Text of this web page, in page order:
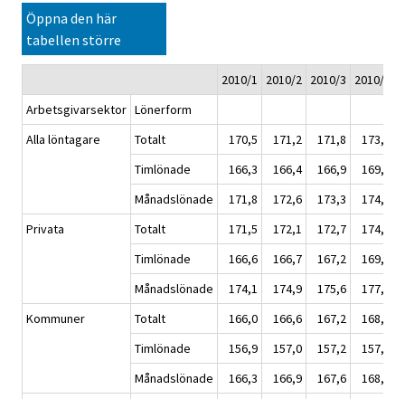
Öppna den här
tabellen större
2010/1 2010/2 2010/3 2010/4
Arbetsgivarsektor Lönerform
Alla löntagare
Totalt 170,5 171,2 171,8 173,6
Timlönade
166,3 166,4 166,9 169,4
Månadslönade
171,8 172,6 173,3 174,9
Privata
Totalt 171,5 172,1 172,7 174,8
Timlönade
166,6 166,7 167,2 169,7
Månadslönade
174,1 174,9 175,6 177,5
Kommuner
Totalt 166,0 166,6 167,2 168,2
Timlönade
156,9 157,0 157,2 157,7
Månadslönade
166,3 166,9 167,6 168,5